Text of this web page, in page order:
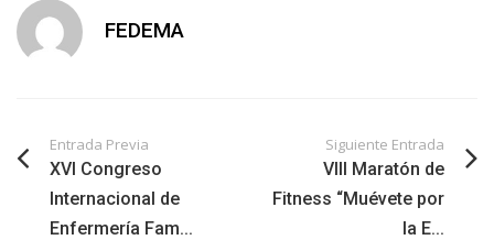
FEDEMA
Entrada Previa
XVI Congreso
Internacional de
Enfermería Fam...
Siguiente Entrada
VIII Maratón de
Fitness “Muévete por
la E...